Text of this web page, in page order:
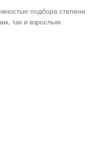
подбора степени
так и взрослым.